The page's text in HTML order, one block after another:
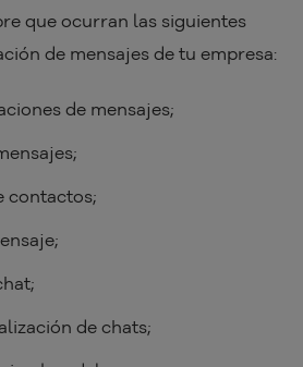
que ocurran las siguientes
de mensajes de tu empresa:
de mensajes;
contactos;
de chats;